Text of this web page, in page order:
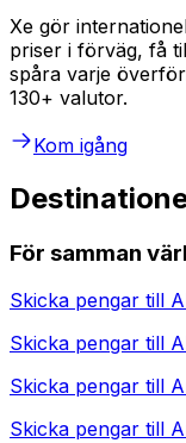
Xe gör
priser i förväg, få
spåra varje
130+ valutor.
Kom igång
För samman
Skicka pengar till
Skicka pengar till
Skicka pengar till
Skicka pengar till